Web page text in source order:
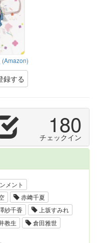
(Amazon)
録する
180
チェックイン
メント
赤﨑千夏
紗千香
上坂すみれ
教生
倉田雅世